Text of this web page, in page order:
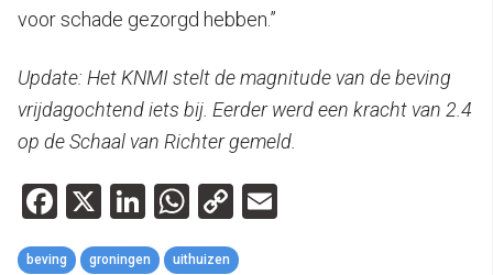
voor schade gezorgd hebben.”
Update: Het KNMI stelt de magnitude van de beving
vrijdagochtend iets bij. Eerder werd een kracht van 2.4
op de Schaal van Richter gemeld.
Facebook
X LinkedIn
WhatsApp
Copy
beving groningen uithuizen